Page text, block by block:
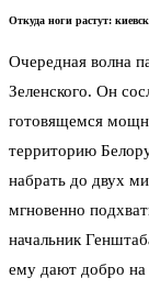
Откуда ноги растут:
Очередная волна
Зеленского. Он
готовящемся
территорию
набрать до двух
мгновенно
начальник
ему дают добро